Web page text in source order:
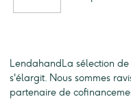
LendahandLa sélection
s'élargit. Nous sommes
partenaire de